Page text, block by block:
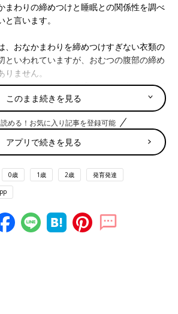
まわりの締めつけと睡眠との関係性を調べ
言います。
、おなかまわりを締めつけすぎない衣類の
といわれていますが、おむつの腹部の締め
ません。
に、おなかまわりの締めつけが強いものが
プだと、ママやパパがテープをきつく締め
そうしたことが、育ち盛りの乳幼児の睡眠
えているのかということは不明でした。そ
した」（福田さん）
た。普段通りの睡眠を測定するため検証
、腹部への締めつけ力が異なるパンツ型紙
じ条件で検証するために、すべて同じおむ
このまま続きを見る
める！お気に入り記事を登録可能
アプリで続きを見る
0歳 1歳 2歳 発育発達